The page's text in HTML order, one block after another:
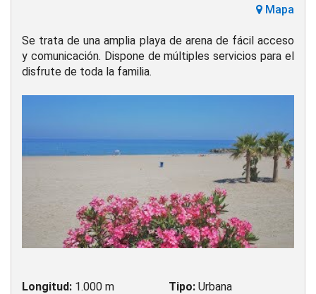
Mapa
Se trata de una amplia playa de arena de fácil acceso
y comunicación. Dispone de múltiples servicios para el
disfrute de toda la familia.
Longitud: 1.000 m
Tipo: Urbana